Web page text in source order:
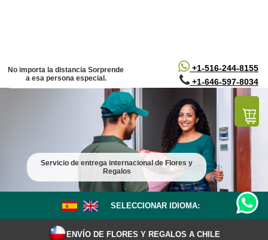
+1-516-244-8155
+1-646-597-8034
No importa la distancia Sorprende
a esa persona especial.
Servicio de entrega internacional de Flores y
Regalos
SELECCIONAR IDIOMA:
ENVÍO DE FLORES Y REGALOS A CHILE